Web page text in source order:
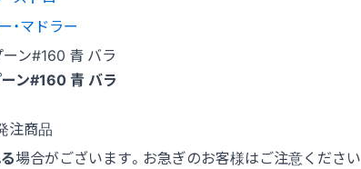
・マドラー
ン#160 青 バラ
ン#160 青 バラ
注商品
場合がございます。お急ぎのお客様はご注意ください